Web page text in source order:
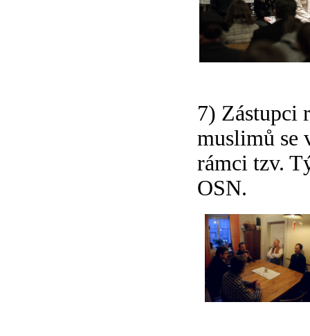
7) Zástupci
muslimů se
rámci tzv.
OSN.